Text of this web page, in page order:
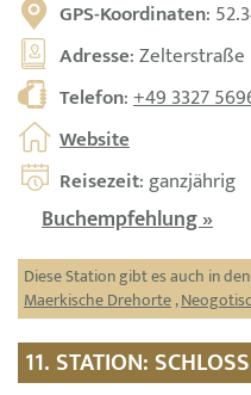
GPS-Koordinaten:
Adresse: Zelterstraße
Telefon:+49 3327
Website
Reisezeit: ganzjährig
Buchempfehlung »
Diese Station gibt es auch in
Maerkische Drehorte,
11. STATION: